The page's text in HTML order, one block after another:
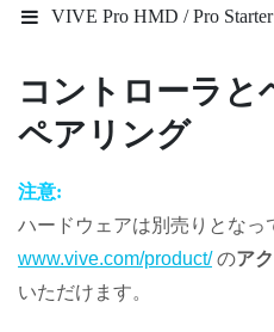
VIVE Pro HMD / Pro
コントローラと
ペアリング
注意:
ハードウェアは別売りとなっ
www.vive.com/product/のア
いただけます。